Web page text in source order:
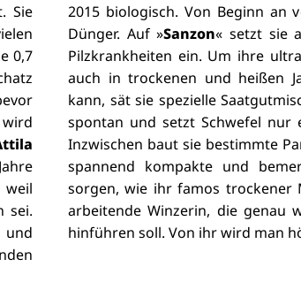
Sie
0,7
wird
weil
sei.
und
2015 biologisch. Von Beginn an
Dünger. Auf »Sanzon« setzt sie
Pilzkrankheiten ein. Um ihre
auch in trockenen und heißen
kann, sät sie spezielle
spontan und setzt Schwefel nur
Inzwischen baut sie bestimmte
spannend kompakte und
sorgen, wie ihr famos trockener
arbeitende Winzerin, die genau
hinführen soll. Von ihr wird man